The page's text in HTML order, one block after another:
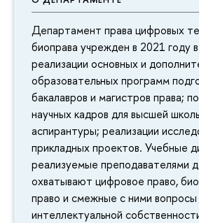
Департамент права цифровых
биоправа учрежден в 2021 году
реализации основных и
образовательных программ
бакалавров и магистров права;
научных кадров для высшей
аспирантуры; реализации
прикладных проектов. Учебные
реализуемые преподавателями
охватывают цифровое право,
право и смежные с ними вопросы
интеллектуальной